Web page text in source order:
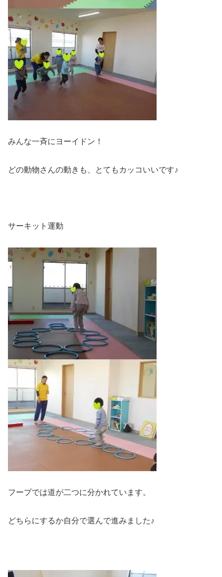
みんな一斉にヨーイドン！
どの動物さんの動きも、とてもカッコいいです♪
サーキット運動
フープでは道が二つに分かれています。
どちらにするか自分で選んで進みました♪